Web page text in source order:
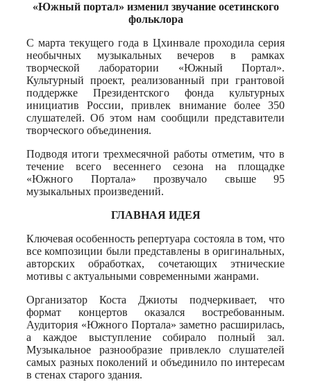
«Южный портал» изменил звучание осетинского
фольклора
С марта текущего года в Цхинвале проходила серия
необычных музыкальных вечеров в рамках
творческой лаборатории «Южный Портал».
Культурный проект, реализованный при грантовой
поддержке Президентского фонда культурных
инициатив России, привлек внимание более 350
слушателей. Об этом нам сообщили представители
творческого объединения.
Подводя итоги трехмесячной работы отметим, что в
течение всего весеннего сезона на площадке
«Южного Портала» прозвучало свыше 95
музыкальных произведений.
ГЛАВНАЯ ИДЕЯ
Ключевая особенность репертуара состояла в том, что
все композиции были представлены в оригинальных,
авторских обработках, сочетающих этнические
мотивы с актуальными современными жанрами.
Организатор Коста Джиоты подчеркивает, что
формат концертов оказался востребованным.
Аудитория «Южного Портала» заметно расширилась,
а каждое выступление собирало полный зал.
Музыкальное разнообразие привлекло слушателей
самых разных поколений и объединило по интересам
в стенах старого здания.